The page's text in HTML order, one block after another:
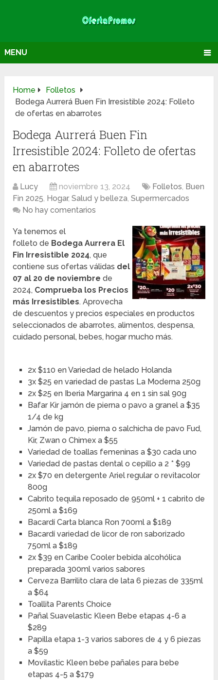
MENU
Home
Folletos
Bodega Aurrerá Buen Fin Irresistible 2024: Folleto
de ofertas en abarrotes
Bodega Aurrerá Buen Fin
Irresistible 2024: Folleto de ofertas
en abarrotes
Lucy noviembre 13, 2024 Folletos, Buen
Fin 2025, Hogar,Salud y belleza,Supermercados
No hay comentarios
Ya tenemos el
folleto de Bodega Aurrera El
Fin Irresistible 2024, que
contiene sus ofertas válidas del
07 al 20 de noviembre de
2024, Comprueba los Precios
más Irresistibles. Aprovecha
de descuentos y precios especiales en productos
seleccionados de abarrotes, alimentos, despensa,
cuidado personal, bebes, hogar mucho más.
2x $110 en Variedad de helado Holanda
3x $25 en variedad de pastas La Moderna 250g
2x $25 en Iberia Margarina 4 en 1 sin sal 90g
Bafar Kir jamón de pierna o pavo a granel a $35
1/4 de kg
Jamón de pavo, pierna o salchicha de pavo Fud,
Kir, Zwan o Chimex a $55
Variedad de toallas femeninas a $30 cada uno
Variedad de pastas dental o cepillo a 2 * $99
2x $70 en detergente Ariel regular o revitacolor
800g
Cabrito tequila reposado de 950ml + 1 cabrito de
250ml a $169
Bacardí Carta blanca Ron 700ml a $189
Bacardí variedad de licor de ron saborizado
750ml a $189
2x $39 en Caribe Cooler bebida alcohólica
preparada 300ml varios sabores
Cerveza Barrilito clara de lata 6 piezas de 335ml
a $64
Toallita Parents Choice
Pañal Suavelastic Kleen Bebe etapas 4-6 a
$289
Papilla etapa 1-3 varios sabores de 4 y 6 piezas
a $59
Movilastic Kleen bebe pañales para bebe
etapas 4-5 a $179